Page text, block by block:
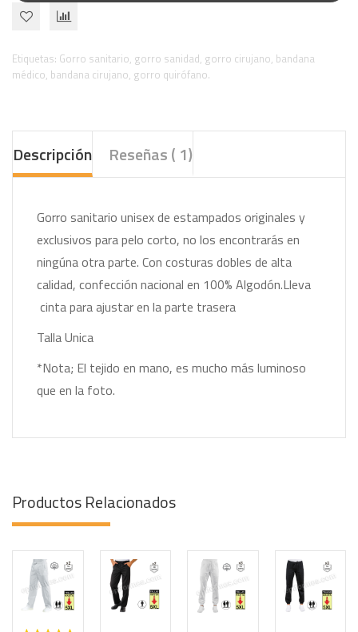
Etiquetas: Gorro sanitario, gorro sanidad, gorro cirujano, bandana
médico, bandana cirujano, gorro quirófano.
Descripción Reseñas ( 1)
Gorro sanitario unisex de estampados originales y
exclusivos para pelo corto, no los encontrarás en
ningúna otra parte. Con costuras dobles de alta
calidad, confección nacional en 100% Algodón.Lleva
cinta para ajustar en la parte trasera
Talla Unica
*Nota; El tejido en mano, es mucho más luminoso
que en la foto.
Productos Relacionados